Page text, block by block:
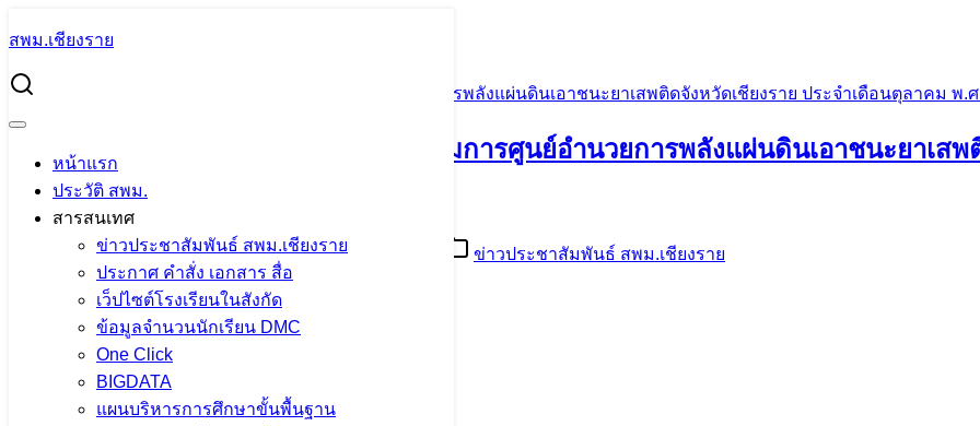
to
content
สพม.เชียงราย
หน้าแรก
ประวัติ สพม.
สารสนเทศ
ข่าวประชาสัมพันธ์ สพม.เชียงราย
ประกาศ คำสั่ง เอกสาร สื่อ
เว็ปไซต์โรงเรียนในสังกัด
ข้อมูลจำนวนนักเรียน DMC
One Click
BIGDATA
แผนบริหารการศึกษาขั้นพื้นฐาน
for:
สพม.เชียงราย ร่วมการประชุมคณะกรรมการศูนย์อำนวยการพลังแผ่นดินเอาชนะยาเสพติดจังหวัดเชียงราย ประจำเดือนตุลาคม พ.ศ
สพม.เชียงราย ร่วมการประชุมคณะกรรมการศูนย์อำนวยการพลังแผ่นดินเอาชนะยาเส
2567
28 ตุลาคม 202428 ตุลาคม 2024 PR SESAOCR ข่าวประชาสัมพันธ์ สพม.เชียงราย